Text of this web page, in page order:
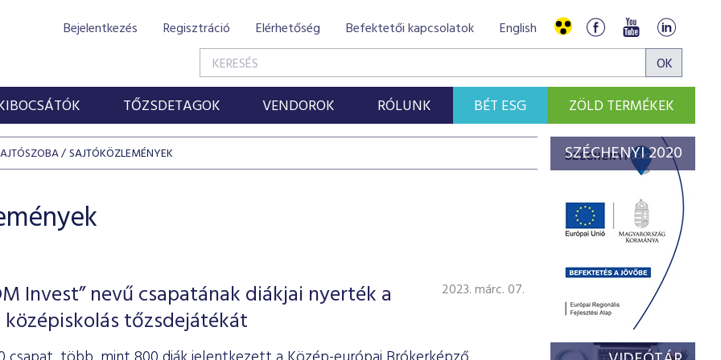
Bejelentkezés Regisztráció Elérhetőség Befektetői kapcsolatok English
TŐZSDETAGOK VENDOROK RÓLUNK BÉT ESG ZÖLD TERMÉKEK
SAJTÓKÖZLEMÉNYEK
Invest” nevű csapatának diákjai nyerték a
tőzsdejátékát
2023. márc. 07.
SZÉCHENYI 2020